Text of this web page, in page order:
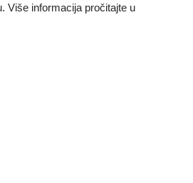
Više informacija pročitajte u